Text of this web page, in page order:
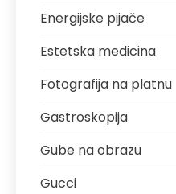
Energijske pijače
Estetska medicina
Fotografija na platnu
Gastroskopija
Gube na obrazu
Gucci